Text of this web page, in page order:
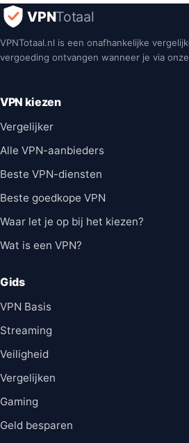
VPNTotaal
VPNTotaal.nl is een onafhankelijke
vergoeding ontvangen wanneer je via
VPN kiezen
Vergelijker
Alle VPN-aanbieders
Beste VPN-diensten
Beste goedkope VPN
Waar let je op bij het kiezen?
Wat is een VPN?
Gids
VPN Basis
Streaming
Veiligheid
Vergelijken
Gaming
Geld besparen